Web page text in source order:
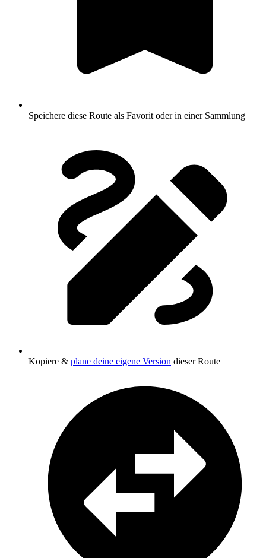
Speichere diese Route als Favorit oder in einer Sammlung
Kopiere & plane deine eigene Version dieser Route